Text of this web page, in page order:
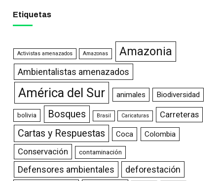
Etiquetas
Activistas amenazados Amazonas Amazonia
Ambientalistas amenazados
América del Sur animales Biodiversidad
bolivia Bosques Brasil Caricaturas Carreteras
Cartas y Respuestas Coca Colombia
Conservación contaminación
Defensores ambientales deforestación